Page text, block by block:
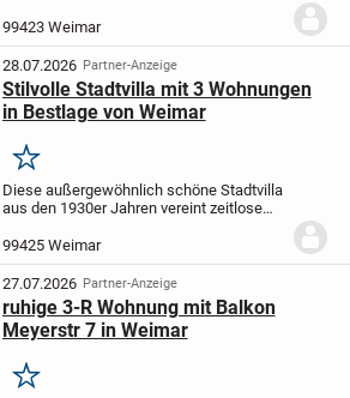
komfortables und gut strukturiertes
Zuhause suchen. Der durchdachte
Grundriss umfasst ein...
99423 Weimar
28.07.2026 Partner-Anzeige
Stilvolle Stadtvilla mit 3 Wohnungen
in Bestlage von Weimar
Merken
Diese außergewöhnlich schöne Stadtvilla
aus den 1930er Jahren vereint zeitlose
Raumverhältnissen und vielseitigen
Nutzungsmöglichkeiten. Das gepflegte
Gebäude überzeugt durch...
99425 Weimar
27.07.2026 Partner-Anzeige
ruhige 3-R Wohnung mit Balkon
Meyerstr 7 in Weimar
Merken